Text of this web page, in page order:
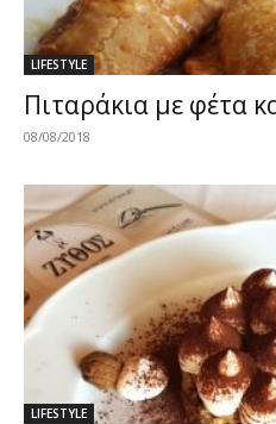
LIFESTYLE
Πιταράκια με φέτα
08/08/2018
LIFESTYLE